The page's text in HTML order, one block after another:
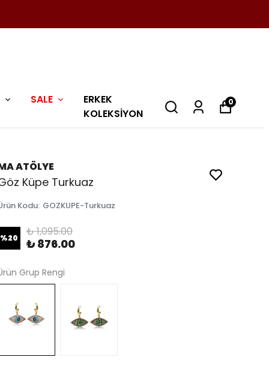
SALE
ERKEK
KOLEKSİYON
0
ATÖLYE
Küpe Turkuaz
Kodu: GOZKUPE-Turkuaz
%20 ₺ 1,095.00
₺ 876.00
Grup Rengi